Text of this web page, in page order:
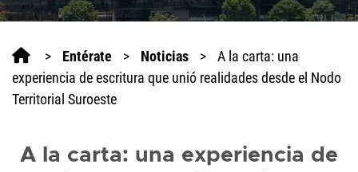
in
Accessibility
screen
reader,
press
> Entérate > Noticias >
A la carta: una
experiencia de escritura que unió realidades desde el Nodo
Territorial Suroeste
A la carta: una experiencia de